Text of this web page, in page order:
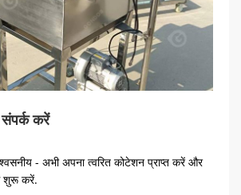
करें
- अभी अपना त्वरित कोटेशन प्राप्त करें और
शुरू करें.